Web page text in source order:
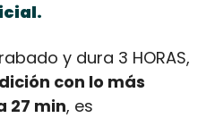
y dura 3 HORAS,
con lo más
27 min, es